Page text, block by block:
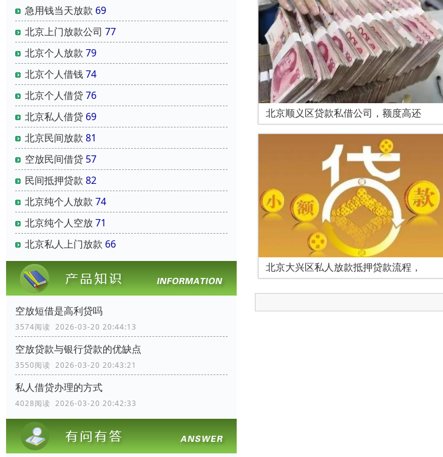
急用钱当天放款 69
北京上门放款公司 77
北京个人放款 79
北京个人借钱74
北京个人借贷76
北京私人借贷 69
北京民间放款 81
空放民间借贷 57
民间抵押贷款 82
北京纯个人放款 74
北京纯个人空放71
北京私人上门放款 66
空放短借是高利贷吗
3574阅读 2026-03-20 20:44:13
空放贷款与银行贷款的优缺点
3550阅读 2026-03-20 20:43:21
私人借贷办理的方式
4028阅读 2026-03-20 20:42:33
北京顺义区贷款私借公司，额度高还
北京大兴区私人放款抵押贷款流程，